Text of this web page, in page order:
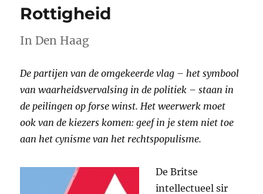
Rottigheid
In Den Haag
De partijen van de omgekeerde vlag – het symbool
van waarheidsvervalsing in de politiek – staan in
de peilingen op forse winst. Het weerwerk moet
ook van de kiezers komen: geef in je stem niet toe
aan het cynisme van het rechtspopulisme.
De Britse
intellectueel sir